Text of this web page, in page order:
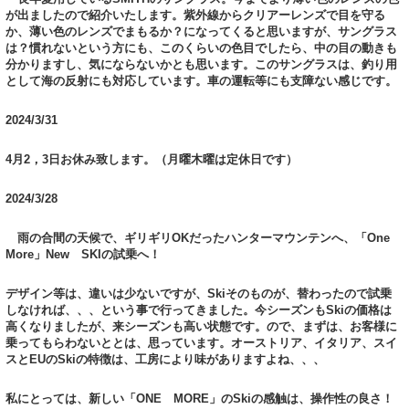
が出ましたので紹介いたします。紫外線からクリアーレンズで目を守る
か、薄い色のレンズでまもるか？になってくると思いますが、サングラス
は？慣れないという方にも、このくらいの色目でしたら、中の目の動きも
分かりますし、気にならないかとも思います。このサングラスは、釣り用
として海の反射にも対応しています。車の運転等にも支障ない感じです。
2024/3/31
4月2，3日お休み致します。（月曜木曜は定休日です）
2024/3/28
雨の合間の天候で、ギリギリOKだったハンターマウンテンへ、「One
More」New SKIの試乗へ！
デザイン等は、違いは少ないですが、Skiそのものが、替わったので試乗
しなければ、、、という事で行ってきました。今シーズンもSkiの価格は
高くなりましたが、来シーズンも高い状態です。ので、まずは、お客様に
乗ってもらわないととは、思っています。オーストリア、イタリア、スイ
スとEUのSkiの特徴は、工房により味がありますよね、、、
私にとっては、新しい「ONE MORE」のSkiの感触は、操作性の良さ！